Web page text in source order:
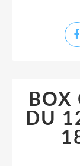
BOX
DU